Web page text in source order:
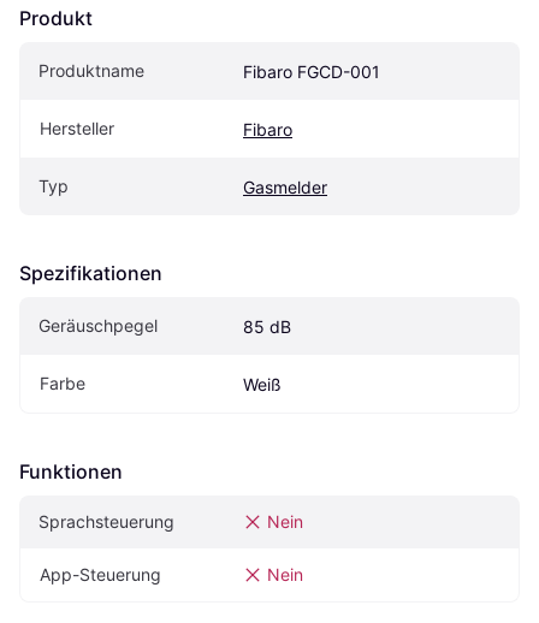
Produkt
Produktname Fibaro FGCD-001
Hersteller Fibaro
Typ Gasmelder
Spezifikationen
Geräuschpegel 85 dB
Farbe Weiß
Funktionen
Sprachsteuerung Nein
App-Steuerung Nein